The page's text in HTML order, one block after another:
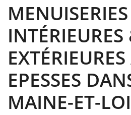
 Code Captcha
MENUISERIES
INTÉRIEURES
EPESSES
MAINE-ET-